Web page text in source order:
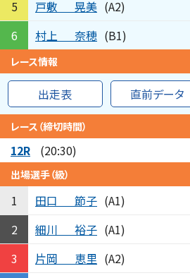
5
戸敷 晃美 (A2)
6
村上 奈穂 (B1)
レース情報
出走表 直前データ
レース（締切時間）
12R (20:30)
出場選手（級）
1 田口 節子 (A1)
2
細川 裕子 (A1)
3
片岡 恵里 (A2)